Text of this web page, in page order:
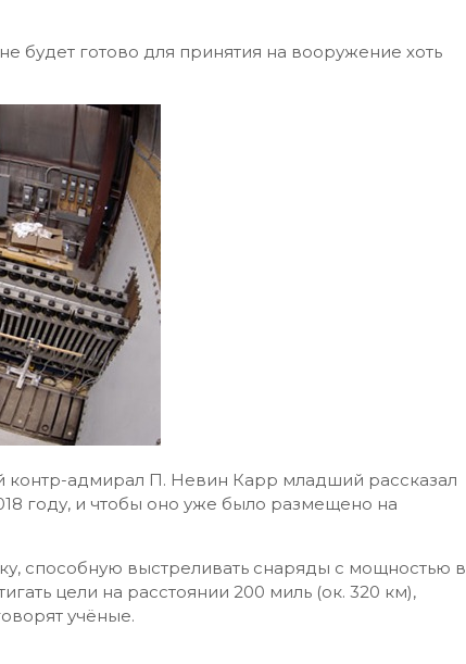
будет готово для принятия на вооружение хоть
контр-адмирал П. Невин Карр младший рассказал
году, и чтобы оно уже было размещено на
способную выстреливать снаряды с мощностью в
цели на расстоянии 200 миль (ок. 320 км),
учёные.